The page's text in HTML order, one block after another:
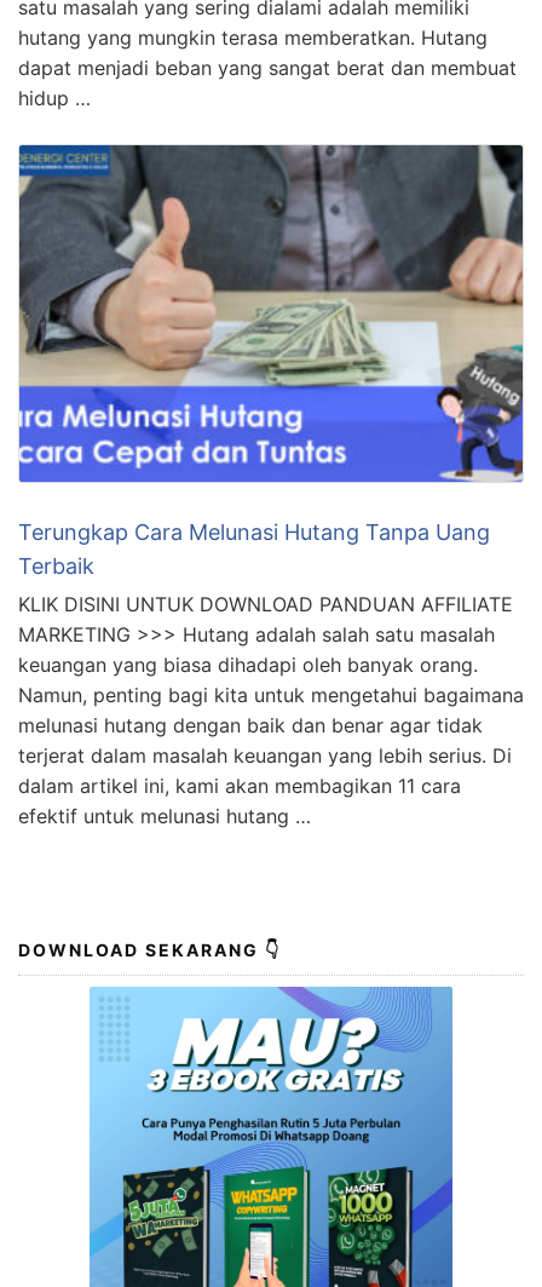
mengalami masa-masa sulit secara finansial. Salah
satu masalah yang sering dialami adalah memiliki
hutang yang mungkin terasa memberatkan. Hutang
dapat menjadi beban yang sangat berat dan membuat
hidup …
Terungkap Cara Melunasi Hutang Tanpa Uang
Terbaik
KLIK DISINI UNTUK DOWNLOAD PANDUAN AFFILIATE
MARKETING >>> Hutang adalah salah satu masalah
keuangan yang biasa dihadapi oleh banyak orang.
Namun, penting bagi kita untuk mengetahui bagaimana
melunasi hutang dengan baik dan benar agar tidak
terjerat dalam masalah keuangan yang lebih serius. Di
dalam artikel ini, kami akan membagikan 11 cara
DOWNLOAD SEKARANG 👇